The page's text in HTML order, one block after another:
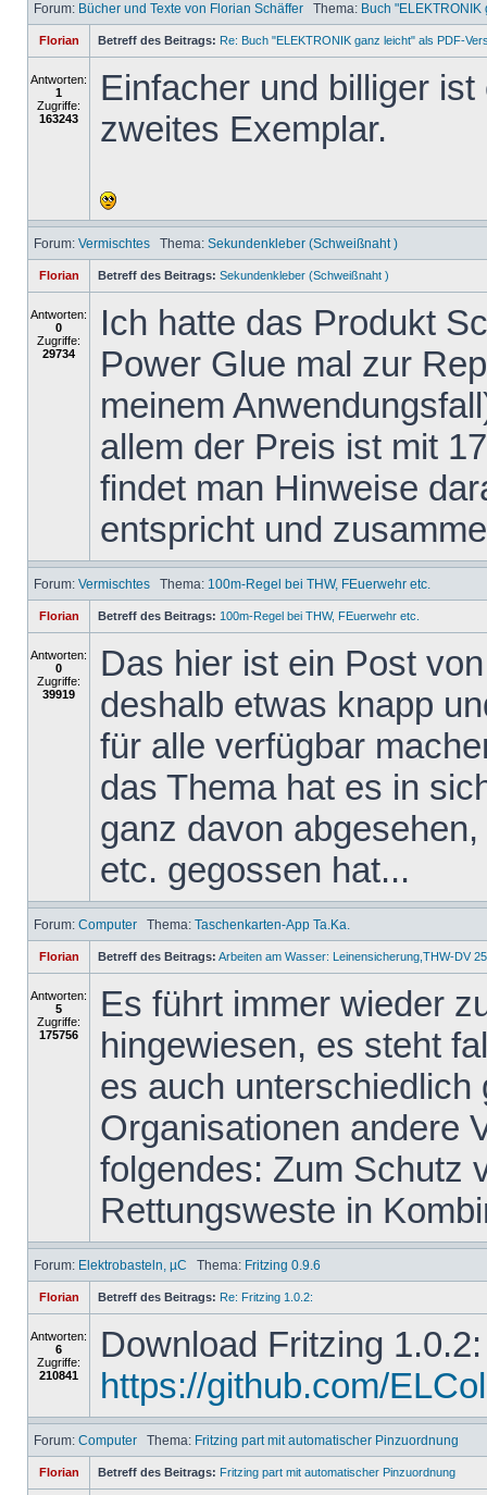
Forum: Bücher und Texte von Florian Schäffer Thema: Buch
Florian Betreff des Beitrags: Re: Buch "ELEKTRONIK ganz leicht" als PDF-
Antworten:
1
Zugriffe:
163243
Einfacher und billiger
zweites Exemplar.
Forum: Vermischtes Thema: Sekundenkleber (Schweißnaht )
Florian Betreff des Beitrags: Sekundenkleber (Schweißnaht )
Antworten:
0
Zugriffe:
29734
Ich hatte das Produkt
Power Glue mal zur
meinem
allem der Preis ist mit
findet man Hinweise
entspricht und
Forum: Vermischtes Thema: 100m-Regel bei THW, FEuerwehr etc.
Florian Betreff des Beitrags: 100m-Regel bei THW, FEuerwehr etc.
Antworten:
0
Zugriffe:
39919
Das hier ist ein Post
deshalb etwas knapp
für alle verfügbar
das Thema hat es in
ganz davon
etc. gegossen hat...
Forum: Computer Thema: Taschenkarten-App Ta.Ka.
Florian Betreff des Beitrags: Arbeiten am Wasser: Leinensicherung,THW-DV
Antworten:
5
Zugriffe:
175756
Es führt immer wieder
hingewiesen, es steht
es auch unterschiedlich
Organisationen andere
folgendes: Zum Schutz
Rettungsweste in
Forum: Elektrobasteln, µC Thema: Fritzing 0.9.6
Florian Betreff des Beitrags: Re: Fritzing 1.0.2:
Antworten:
6
Zugriffe:
210841
Download Fritzing 1.0.2:
https://github.com/
Forum: Computer Thema: Fritzing part mit automatischer Pinzuordnung
Florian Betreff des Beitrags: Fritzing part mit automatischer Pinzuordnung